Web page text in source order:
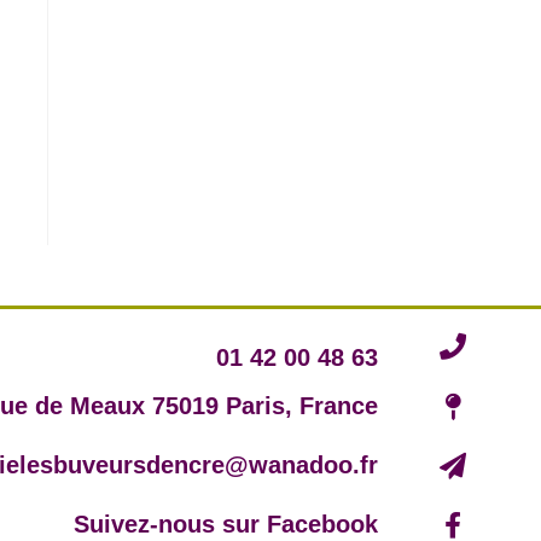
01 42 00 48 63
de Meaux 75019 Paris, France
Suivez-nous sur Facebook